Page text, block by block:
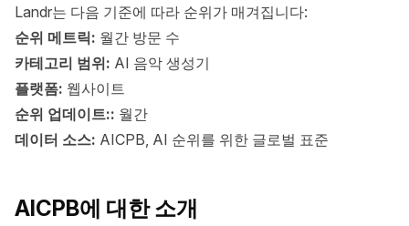
Landr는 다음 기준에 따라 순위가 매겨집니다:
순위 메트릭: 월간 방문 수
카테고리 범위: AI 음악 생성기
플랫폼: 웹사이트
순위 업데이트:: 월간
데이터 소스: AICPB, AI 순위를 위한 글로벌 표준
AICPB에 대한 소개